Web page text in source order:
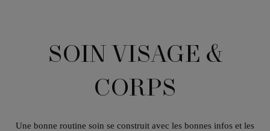
SOIN VISAGE &
CORPS
Une bonne routine soin se construit avec les bonnes infos et les